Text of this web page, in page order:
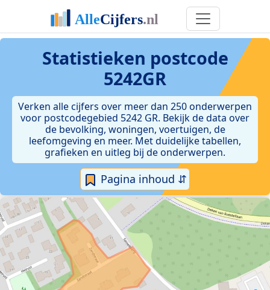
Statistieken postcode
5242GR
Verken alle cijfers over meer dan 250 onderwerpen
voor postcodegebied 5242 GR. Bekijk de data over
de bevolking, woningen, voertuigen, de
leefomgeving en meer. Met duidelijke tabellen,
grafieken en uitleg bij de onderwerpen.
Pagina inhoud ⇵